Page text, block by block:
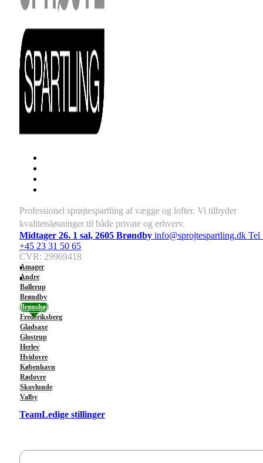
Professionel sprøjtespartling af vægge og lofter. Vi tilbyder
kvalitetsløsninger til både private og erhverv.
Midtager 26. 1 sal, 2605 Brøndby info@sprojtespartling.dk Tel
+45 23 31 50 65
CVR: 29969418
Amager
Andre
Ballerup
Brøndby
Brønshøj
Frederiksberg
Gladsaxe
Glostrup
Herlev
Hvidovre
København
Rødovre
Skovlunde
Valby
TeamLedige stillinger